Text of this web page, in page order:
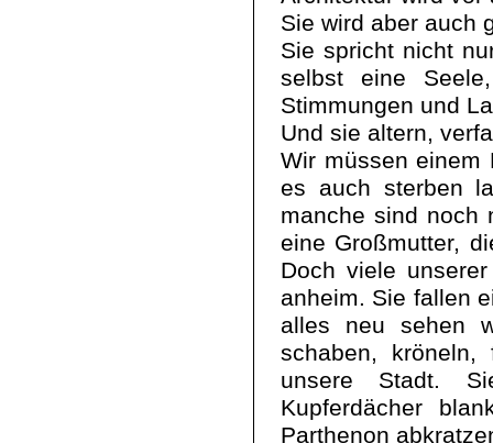
Sie wird aber auch
Sie spricht nicht
selbst eine
Stimmungen und
Und sie altern,
Wir müssen einem
es auch sterben
manche sind noch
eine Großmutter,
Doch viele
anheim. Sie fallen
alles neu sehen
schaben, kröneln,
unsere Stadt.
Kupferdächer
Parthenon